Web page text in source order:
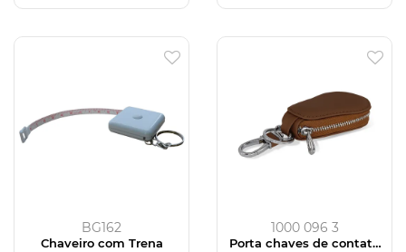
BG162
Chaveiro com Trena
1000 096 3
Porta chaves de contato